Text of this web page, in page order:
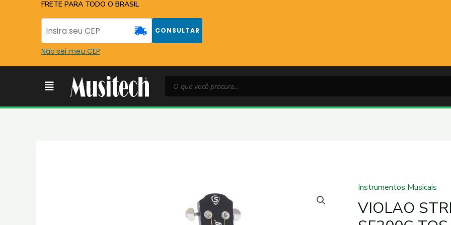
FRETE PARA TODO O BRASIL
CONSULTAR
Não sei meu CEP
Menu produtos
Instrumentos Musicais
VIOLAO
VIOLAO
STRINBERG
AÇO